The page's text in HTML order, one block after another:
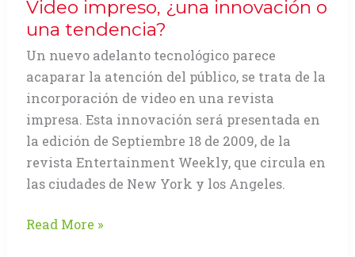
Video impreso, ¿una innovación o
una tendencia?
Un nuevo adelanto tecnológico parece
acaparar la atención del público, se trata de la
incorporación de video en una revista
impresa. Esta innovación será presentada en
la edición de Septiembre 18 de 2009, de la
revista Entertainment Weekly, que circula en
las ciudades de New York y los Angeles.
Video
Read More »